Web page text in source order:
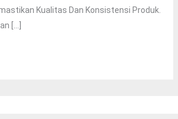
Kualitas Dan Konsistensi Produk.
[…]